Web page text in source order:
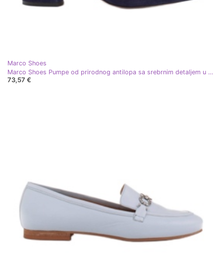
Marco Shoes
Marco Shoes Pumpe od prirodnog antilopa sa srebrnim detaljem u peti plava
73,57 €